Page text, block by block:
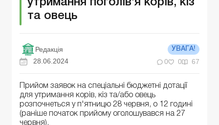
утримання поголів'я корів, кіз
та овець
Редакція УВАГА!
28.06.2024 0 0 67
Прийом заявок на спеціальні бюджетні дотації
для утримання корів, кіз та/або овець
розпочнеться у п'ятницю 28 червня, о 12 годині
(раніше початок прийому оголошувався на 27
червня).